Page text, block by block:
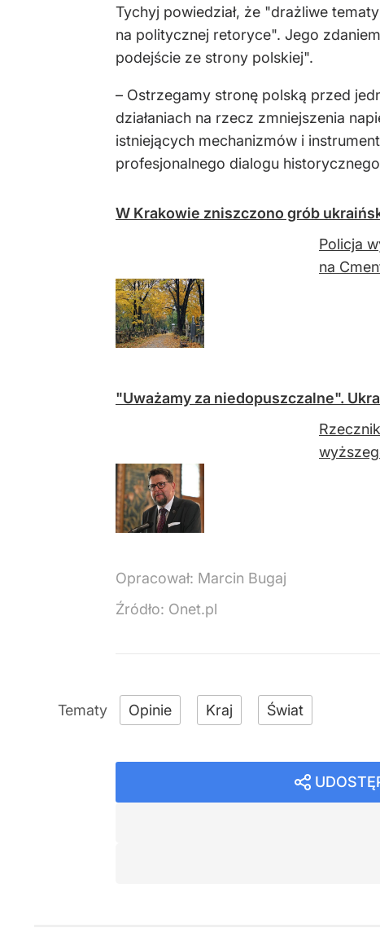
Tychyj powiedział, że "drażliwe
na politycznej retoryce". Jego
podejście ze strony polskiej".
– Ostrzegamy stronę polską przed
działaniach na rzecz zmniejszenia
istniejących mechanizmów i
profesjonalnego dialogu
W Krakowie zniszczono grób
Policja
na
"Uważamy za niedopuszczalne".
Opracował: Marcin Bugaj
Źródło: Onet.pl
Opinie Kraj Świat